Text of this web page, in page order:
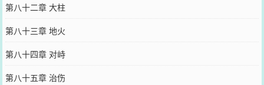
第八十二章 大柱
第八十三章 地火
第八十四章 对峙
第八十五章 治伤